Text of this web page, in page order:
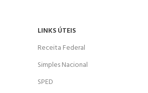
LINKS ÚTEIS
Receita Federal
Simples Nacional
SPED